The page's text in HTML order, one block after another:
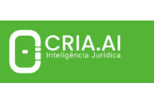
Pular
para
conteúdo